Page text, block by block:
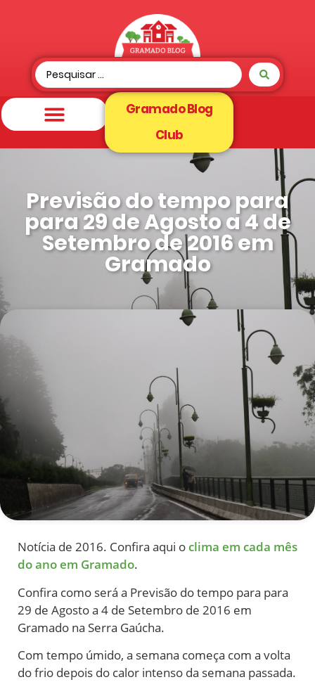
Gramado Blog
Club
Previsão do tempo para
para 29 de Agosto a 4 de
Setembro de 2016 em
Gramado
Notícia de 2016. Confira aqui oclima em cada mês
do ano em Gramado.
Confira como será a Previsão do tempo para para
29 de Agosto a 4 de Setembro de 2016 em
Gramado na Serra Gaúcha.
Com tempo úmido, a semana começa com a volta
do frio depois do calor intenso da semana passada.